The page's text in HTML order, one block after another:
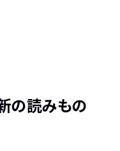
の読みもの